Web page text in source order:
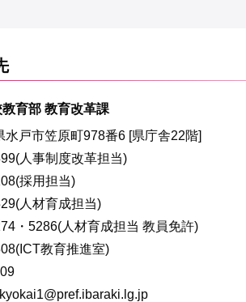
育部 教育改革課
水戸市笠原町978番6 [県庁舎22階]
人事制度改革担当)
採用担当)
人材育成担当)
・5286(人材育成担当 教員免許)
教育推進室)